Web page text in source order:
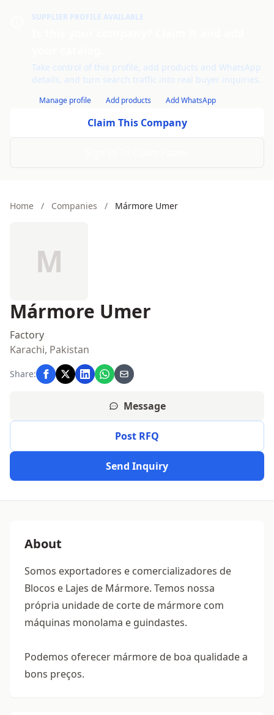
SUPPLIER PROFILE AVAILABLE
Take control of this profile, add products and WhatsApp
details, and turn search traffic into real buyer inquiries.
Manage profile Add products Add WhatsApp
Claim This Company
Home / Companies / Mármore Umer
M
Mármore Umer
Factory
Karachi, Pakistan
Share:
Message
Post RFQ
Send Inquiry
About
Somos exportadores e comercializadores de
Blocos e Lajes de Mármore. Temos nossa
própria unidade de corte de mármore com
máquinas monolama e guindastes.
Podemos oferecer mármore de boa qualidade a
bons preços.